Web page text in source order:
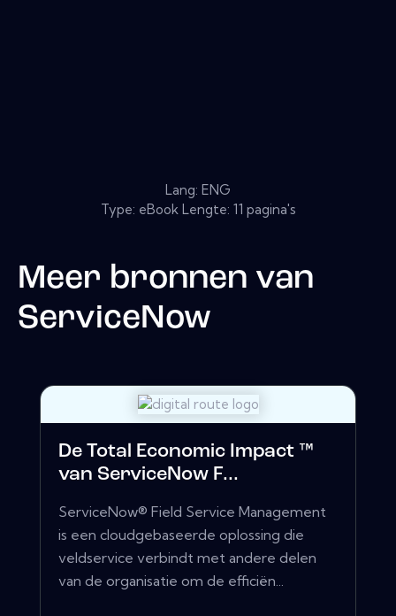
Lang: ENG
Type: eBook Lengte: 11 pagina's
Meer bronnen van
ServiceNow
De Total Economic Impact ™
van ServiceNow F...
ServiceNow® Field Service Management
is een cloudgebaseerde oplossing die
veldservice verbindt met andere delen
van de organisatie om de efficiën...